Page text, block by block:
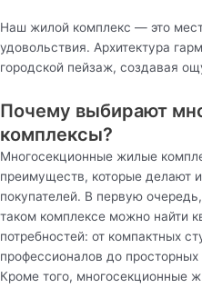
Наш жилой комплекс — это
удовольствия. Архитектура
городской пейзаж, создавая
Почему выбирают
комплексы?
Многосекционные жилые
преимуществ, которые делают
покупателей. В первую
таком комплексе можно найти
потребностей: от компактных
профессионалов до
Кроме того, многосекционные